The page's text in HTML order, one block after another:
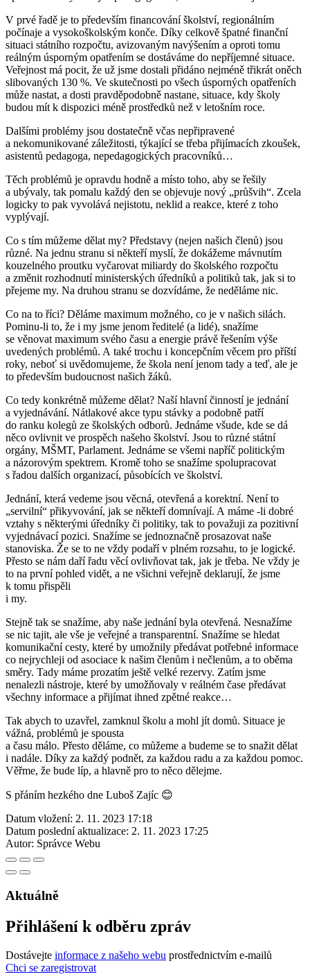
V prvé řadě je to především financování školství, regionálním
počínaje a vysokoškolským konče. Díky celkově špatné finanční
situaci státního rozpočtu, avizovaným navýšením a oproti tomu
reálným úsporným opatřením se dostáváme do nepříjemné situace.
Veřejnost má pocit, že už jsme dostali přidáno nejméně třikrát oněch
slibovaných 130 %. Ve skutečnosti po všech úsporných opatřeních
může nastat, a dosti pravděpodobně nastane, situace, kdy školy
budou mít k dispozici méně prostředků než v letošním roce.
Dalšími problémy jsou dostatečně včas nepřipravené
a nekomunikované záležitosti, týkající se třeba přijímacích zkoušek,
asistentů pedagoga, nepedagogických pracovníků…
Těch problémů je opravdu hodně a místo toho, aby se řešily
a ubývaly, tak pomalu každý den se objevuje nový „průšvih“. Zcela
logicky to pak vyvolává nejistotu, neklid a reakce, které z toho
vyplývají.
Co s tím můžeme dělat my? Představy (nejen našich členů) jsou
různé. Na jednu stranu si někteří myslí, že dokážeme mávnutím
kouzelného proutku vyčarovat miliardy do školského rozpočtu
a změnit rozhodnutí ministerských úředníků a politiků tak, jak si to
přejeme my. Na druhou stranu se dozvídáme, že neděláme nic.
Co na to říci? Děláme maximum možného, co je v našich silách.
Pominu-li to, že i my jsme jenom ředitelé (a lidé), snažíme
se věnovat maximum svého času a energie právě řešením výše
uvedených problémů. A také trochu i koncepčním věcem pro příští
roky, neboť si uvědomujeme, že škola není jenom tady a teď, ale je
to především budoucnost našich žáků.
Co tedy konkrétně můžeme dělat? Naší hlavní činností je jednání
a vyjednávání. Nátlakové akce typu stávky a podobně patří
do ranku kolegů ze školských odborů. Jednáme všude, kde se dá
něco ovlivnit ve prospěch našeho školství. Jsou to různé státní
orgány, MŠMT, Parlament. Jednáme se všemi napříč politickým
a názorovým spektrem. Kromě toho se snažíme spolupracovat
s řadou dalších organizací, působících ve školství.
Jednání, která vedeme jsou věcná, otevřená a korektní. Není to
„servilní“ přikyvování, jak se někteří domnívají. A máme -li dobré
vztahy s některými úředníky či politiky, tak to považuji za pozitivní
vyjednávací pozici. Snažíme se jednoznačně prosazovat naše
stanoviska. Že se to ne vždy podaří v plném rozsahu, to je logické.
Přesto se nám daří řadu věcí ovlivňovat tak, jak je třeba. Ne vždy je
to na první pohled vidět, a ne všichni veřejně deklarují, že jsme
k tomu přispěli
i my.
Stejně tak se snažíme, aby naše jednání byla otevřená. Nesnažíme
se nic tajit, ale vše je veřejné a transparentní. Snažíme se hledat
komunikační cesty, které by umožnily předávat potřebné informace
co nejrychleji od asociace k našim členům i nečlenům, a to oběma
směry. Tady máme prozatím ještě velké rezervy. Zatím jsme
nenalezli nástroje, které by umožňovaly v reálném čase předávat
všechny informace a přijímat ihned zpětné reakce…
Tak abych to uzavřel, zamknul školu a mohl jít domů. Situace je
vážná, problémů je spousta
a času málo. Přesto děláme, co můžeme a budeme se to snažit dělat
i nadále. Díky za každý podnět, za každou radu a za každou pomoc.
Věřme, že bude líp, a hlavně pro to něco dělejme.
S přáním hezkého dne Luboš Zajíc 😊
Datum vložení: 2. 11. 2023 17:18
Datum poslední aktualizace: 2. 11. 2023 17:25
Autor: Správce Webu
Aktuálně
Přihlášení k odběru zpráv
Dostávejte informace z našeho webu prostřednictvím e-mailů
Chci se zaregistrovat